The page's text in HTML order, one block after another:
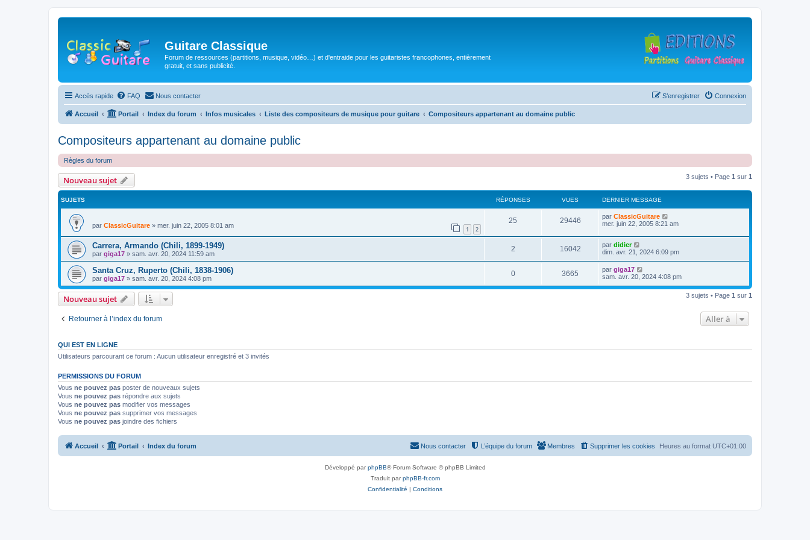
Guitare Classique
Forum de ressources (partitions, musique, vidéo…) et d'entraide pour les guitaristes francophones, entièrement
gratuit, et sans publicité.
Accès rapide FAQ Nous contacter Connexion
S’enregistrer
Accueil Portail Index du forum Infos musicales Liste des compositeurs de musique pour guitare Compositeurs appartenant au domaine public
Compositeurs appartenant au domaine public
Règles du forum
Nouveau sujet 3 sujets • Page 1 sur 1
SUJETS RÉPONSES VUES DERNIER MESSAGE
par ClassicGuitare » mer. juin 22, 2005 8:01 am 1 2
25
é
29446V
u
e
D
e
n
i
e
e
s
s
par ClassicGuitare
mer. juin 22, 2005 8:21 am
Carrera, Armando (Chili, 1899-1949)
par giga17 » sam. avr. 20, 2024 11:59 am
2R
é
16042V
u
D
e
i
e
r
par didier
dim. avr. 21, 2024 6:09 pm
Santa Cruz, Ruperto (Chili, 1838-1906)
par giga17 » sam. avr. 20, 2024 4:08 pm
0R
é
s
s
3665
u
D
e
n
a
par giga17
sam. avr. 20, 2024 4:08 pm
Nouveau sujet 3 sujets • Page 1 sur 1
Retourner à l’index du forum Aller à
QUI EST EN LIGNE
Utilisateurs parcourant ce forum : Aucun utilisateur enregistré et 3 invités
PERMISSIONS DU FORUM
Vous ne pouvez pas poster de nouveaux sujets
Vous ne pouvez pas répondre aux sujets
Vous ne pouvez pas modifier vos messages
Vous ne pouvez pas supprimer vos messages
Vous ne pouvez pas joindre des fichiers
Accueil Portail Index du forum Heures au format UTC+01:00
Supprimer les cookies
Membres
L’équipe du forum
Nous contacter
Développé parphpBB® Forum Software © phpBB Limited
Traduit parphpBB-fr.com
Confidentialité | Conditions